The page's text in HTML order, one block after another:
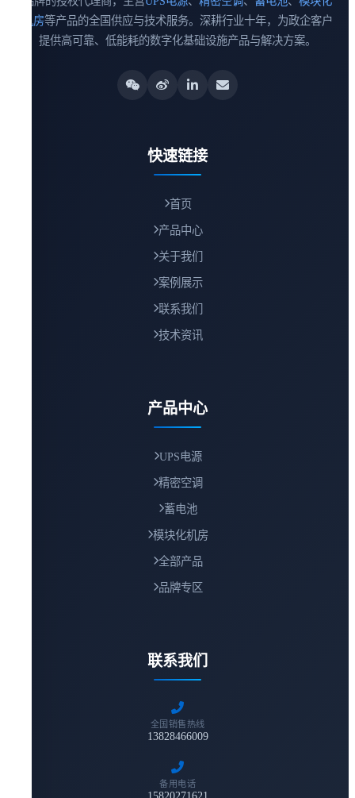
机房等产品的全国供应与技术服务。深耕行业十年，为政企客户
提供高可靠、低能耗的数字化基础设施产品与解决方案。
快速链接
首页
产品中心
关于我们
案例展示
联系我们
技术资讯
产品中心
UPS电源
精密空调
蓄电池
模块化机房
全部产品
品牌专区
联系我们
全国销售热线
13828466009
备用电话
15820271621